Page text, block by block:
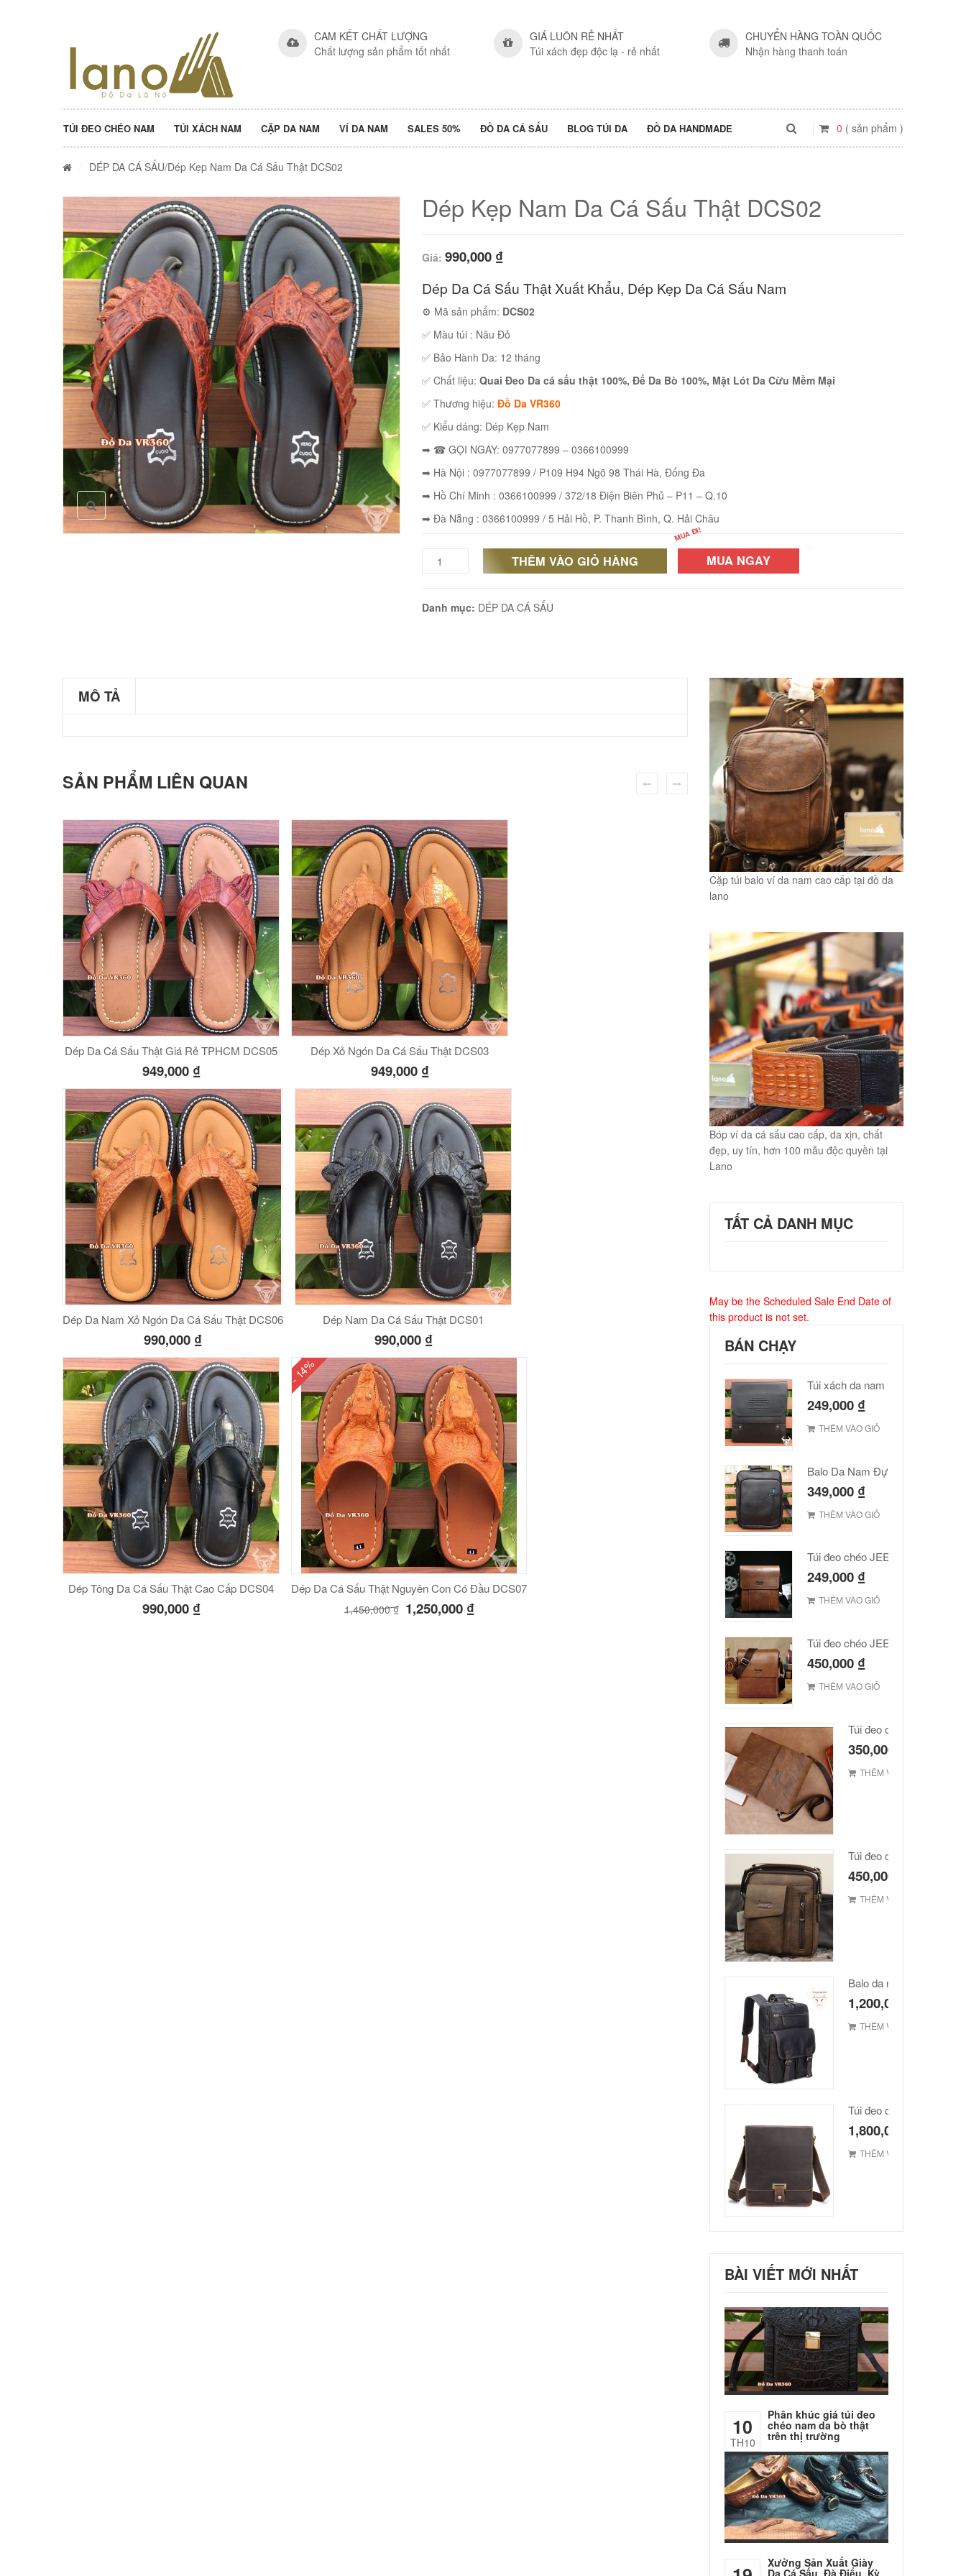
CAM KẾT CHẤT LƯỢNG
Chất lượng sản phẩm tốt nhất
GIÁ LUÔN RẺ NHẤT
Túi xách đẹp độc lạ - rẻ nhất
CHUYỂN HÀNG TOÀN QUỐC
Nhận hàng thanh toán
TÚI ĐEO CHÉO NAM TÚI XÁCH NAM CẶP DA NAM VÍ DA NAM SALES 50% ĐỒ DA CÁ SẤU BLOG TÚI DA ĐỒ DA HANDMADE 0 ( sản phẩm )
DÉP DA CÁ SẤU/Dép Kẹp Nam Da Cá Sấu Thật DCS02
Dép Kẹp Nam Da Cá Sấu Thật DCS02
Giá: 990,000 ₫
Dép Da Cá Sấu Thật Xuất Khẩu, Dép Kẹp Da Cá Sấu Nam
⚙ Mã sản phẩm: DCS02
✅ Màu túi : Nâu Đỏ
✅ Bảo Hành Da: 12 tháng
✅ Chất liệu: Quai Đeo Da cá sấu thật 100%, Đế Da Bò 100%, Mặt Lót Da Cừu Mềm Mại
✅ Thương hiệu: Đồ Da VR360
✅ Kiểu dáng: Dép Kẹp Nam
➡ ☎ GỌI NGAY: 0977077899 – 0366100999
➡ Hà Nội : 0977077899 / P109 H94 Ngõ 98 Thái Hà, Đống Đa
➡ Hồ Chí Minh : 0366100999 / 372/18 Điện Biên Phủ – P11 – Q.10
➡ Đà Nẵng : 0366100999 / 5 Hải Hồ, P. Thanh Bình, Q. Hải Châu
Dép
Nam
THÊM VÀO GIỎ HÀNG MUA NGAY
Danh mục: DÉP DA CÁ SẤU
MÔ TẢ
SẢN PHẨM LIÊN QUAN
Dép Da Cá Sấu Thật Giá Rẻ TPHCM DCS05
949,000 ₫
Dép Xỏ Ngón Da Cá Sấu Thật DCS03
949,000 ₫
Dép Da Nam Xỏ Ngón Da Cá Sấu Thật DCS06
990,000 ₫
Dép Nam Da Cá Sấu Thật DCS01
990,000 ₫
Dép Tông Da Cá Sấu Thật Cao Cấp DCS04
990,000 ₫
- 14%
Dép Da Cá Sấu Thật Nguyên Con Có Đầu DCS07
1,450,000₫ 1,250,000 ₫
Cặp túi balo ví da nam cao cấp tại đồ da
lano
Bóp ví da cá sấu cao cấp, da xịn, chất
đẹp, uy tín, hơn 100 mẫu độc quyền tại
Lano
TẤT CẢ DANH MỤC
May be the Scheduled Sale End Date of
this product is not set.
BÁN CHẠY
249,000 ₫
THÊM VÀO GIỎ
Balo Da Nam Đựng Laptop Đẹp Giá Rẻ
349,000 ₫
THÊM VÀO GIỎ
249,000 ₫
THÊM VÀO GIỎ
450,000 ₫
THÊM VÀO GIỎ
Túi đeo chéo Jeep giá
350,000
THÊM VÀO GIỎ
Túi đeo chéo Jeep giá rẻ
450,000
THÊM VÀO GIỎ
Balo da nam hàn quốc
1,200,000
THÊM VÀO GIỎ
1,800,000
THÊM VÀO GIỎ
BÀI VIẾT MỚI NHẤT
10
TH10
Phân khúc giá túi đeo
chéo nam da bò thật
trên thị trường
Xưởng Sản Xuất Giày
Da Cá Sấu, Đà Điểu, Kỳ